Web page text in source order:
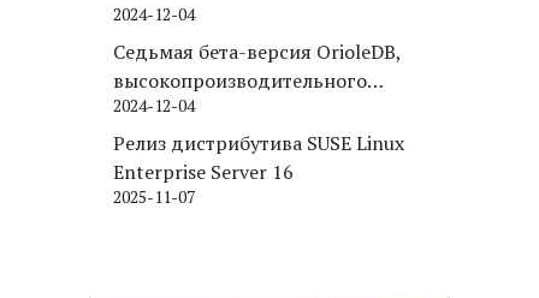
2024-12-04
Седьмая бета-версия OrioleDB,
высокопроизводительного
движка хранения для PostgreSQL
2024-12-04
Релиз дистрибутива SUSE Linux
Enterprise Server 16
2025-11-07